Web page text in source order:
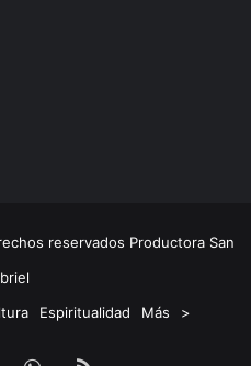
reservados Productora San
Espiritualidad Más >